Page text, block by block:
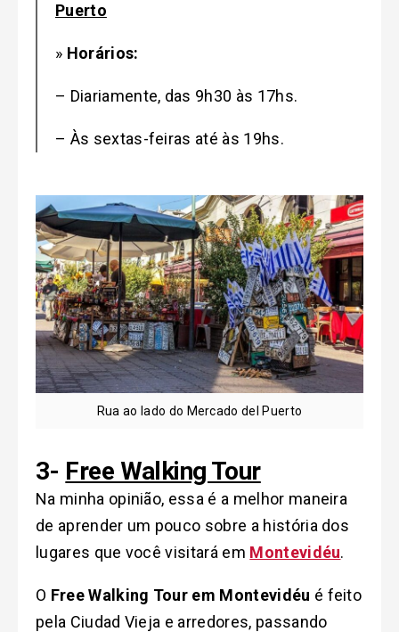
Puerto
» Horários:
– Diariamente, das 9h30 às 17hs.
– Às sextas-feiras até às 19hs.
Rua ao lado do Mercado del Puerto
3- Free Walking Tour
Na minha opinião, essa é a melhor maneira
de aprender um pouco sobre a história dos
lugares que você visitará em Montevidéu.
O Free Walking Tour em Montevidéu é feito
pela Ciudad Vieja e arredores, passando